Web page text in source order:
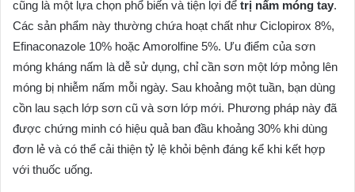
cũng là một lựa chọn phổ biến và tiện lợi để trị nấm móng tay.
Các sản phẩm này thường chứa hoạt chất như Ciclopirox 8%,
Efinaconazole 10% hoặc Amorolfine 5%. Ưu điểm của sơn
móng kháng nấm là dễ sử dụng, chỉ cần sơn một lớp mỏng lên
móng bị nhiễm nấm mỗi ngày. Sau khoảng một tuần, bạn dùng
cồn lau sạch lớp sơn cũ và sơn lớp mới. Phương pháp này đã
được chứng minh có hiệu quả ban đầu khoảng 30% khi dùng
đơn lẻ và có thể cải thiện tỷ lệ khỏi bệnh đáng kể khi kết hợp
với thuốc uống.